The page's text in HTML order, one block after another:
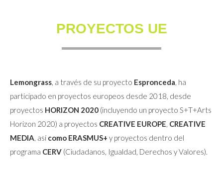
PROYECTOS UE
Lemongrass, a través de su proyecto Espronceda, ha
participado en proyectos europeos desde 2018, desde
proyectos HORIZON 2020 (incluyendo un proyecto S+T+Arts
Horizon 2020) a proyectos CREATIVE EUROPE, CREATIVE
MEDIA, así como ERASMUS+ y proyectos dentro del
programa CERV (Ciudadanos, Igualdad, Derechos y Valores).